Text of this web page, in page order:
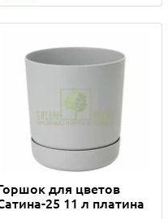
для цветов
25 11 л платина